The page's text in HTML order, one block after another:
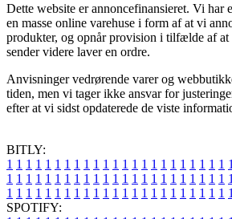
Dette website er annoncefinansieret. Vi har
en masse online varehuse i form af at vi
produkter, og opnår provision i tilfælde af at
sender videre laver en ordre.
Anvisninger vedrørende varer og
tiden, men vi tager ikke ansvar for
efter at vi sidst opdaterede de viste
BITLY:
1 1 1 1 1 1 1 1 1 1 1 1 1 1 1 1 1 1 1 1 1 1 1 1
1 1 1 1 1 1 1 1 1 1 1 1 1 1 1 1 1 1 1 1 1 1 1 1
1 1 1 1 1 1 1 1 1 1 1 1 1 1 1 1 1 1 1 1 1 1 1 1
SPOTIFY: